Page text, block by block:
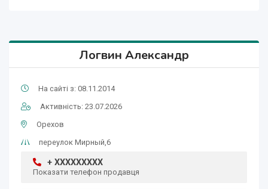
Логвин Александр
На сайті з: 08.11.2014
Активність: 23.07.2026
Орехов
переулок Мирный,6
+ XXXXXXXXX
Показати телефон продавця